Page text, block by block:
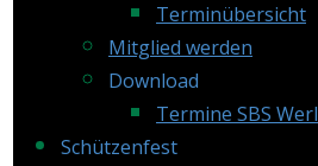
Terminübersicht
Mitglied werden
Download
Termine SBS
Schützenfest